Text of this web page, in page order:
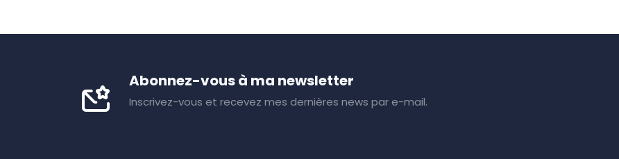
Abonnez-vous à ma newsletter
Inscrivez-vous et recevez mes dernières news par e-mail.